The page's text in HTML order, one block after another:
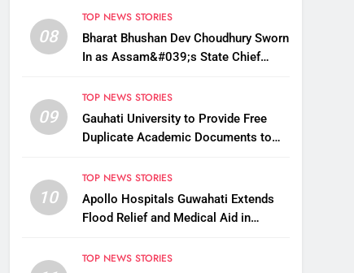
08
TOP NEWS STORIES
Bharat Bhushan Dev Choudhury Sworn
In as Assam&#039;s State Chief
09
TOP NEWS STORIES
Gauhati University to Provide Free
Duplicate Academic Documents to
10
TOP NEWS STORIES
Apollo Hospitals Guwahati Extends
Flood Relief and Medical Aid in
TOP NEWS STORIES